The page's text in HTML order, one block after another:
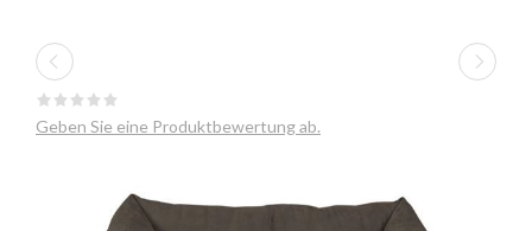
Geben Sie eine Produktbewertung ab.